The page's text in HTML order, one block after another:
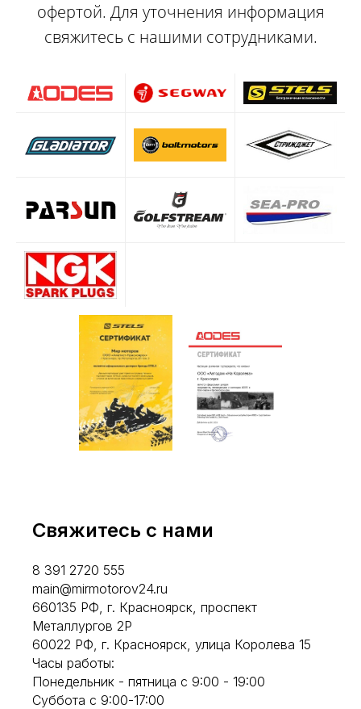
офертой. Для уточнения информация
свяжитесь с нашими сотрудниками.
Свяжитесь с нами
8 391 2720 555
main@mirmotorov24.ru
660135 РФ, г. Красноярск, проспект
Металлургов 2Р
60022 РФ, г. Красноярск, улица Королева 15
Часы работы:
Понедельник - пятница с 9:00 - 19:00
Суббота с 9:00-17:00